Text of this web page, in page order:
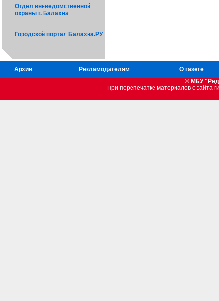
Отдел вневедомственной
охраны г. Балахна
Городской портал Балахна.РУ
Архив Рекламодателям
О газете
© МБУ
При перепечатке материалов c сайта